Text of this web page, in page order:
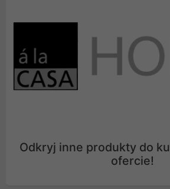
Odkryj inne produkty do
ofercie!